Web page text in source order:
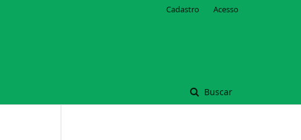
Buscar
Cadastro Acesso